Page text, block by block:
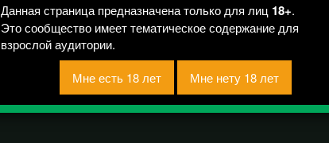
Данная страница предназначена только для лиц 18+.
Это сообщество имеет тематическое содержание для
взрослой аудитории.